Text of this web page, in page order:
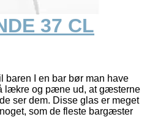
37 CL
baren I en bar bør man have
lækre og pæne ud, at gæsterne
ser dem. Disse glas er meget
som de fleste bargæster